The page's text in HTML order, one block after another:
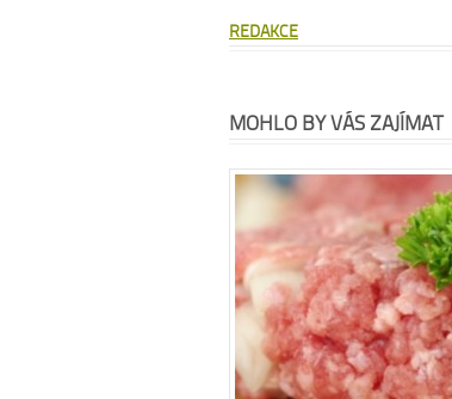
REDAKCE
MOHLO BY VÁS ZAJÍMAT